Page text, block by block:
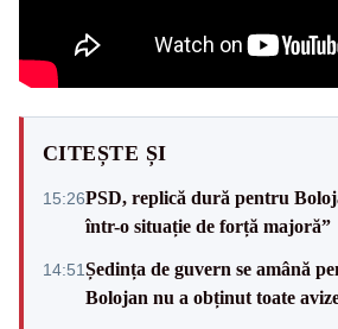
CITEȘTE ȘI
15:26PSD, replică dură pentru
într-o situație de forță majoră”
14:51Ședința de guvern se amână
Bolojan nu a obținut toate